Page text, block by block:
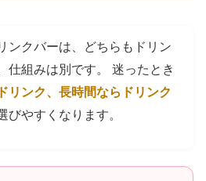
ンクバーは、どちらもドリン
仕組みは別です。 迷ったとき
リンク、長時間ならドリンク
びやすくなります。